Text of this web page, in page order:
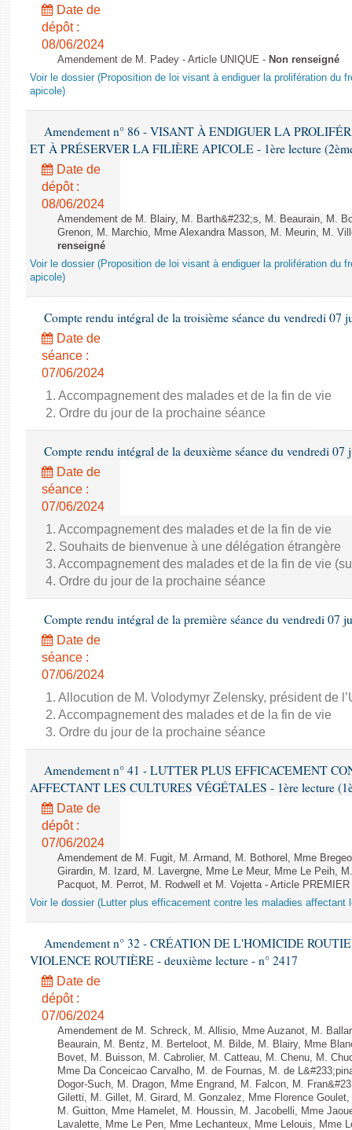
Date de
dépôt :
08/06/2024
Amendement de M. Padey - Article UNIQUE - Non renseigné
Voir le dossier (Proposition de loi visant à endiguer la prolifération du
apicole)
Amendement n° 86 - VISANT À ENDIGUER LA
ET À PRÉSERVER LA FILIÈRE APICOLE - 1ère lecture
Date de
dépôt :
08/06/2024
Amendement de M. Blairy, M. Barth&#232;s, M. Beaurain, M.
Grenon, M. Marchio, Mme Alexandra Masson, M. Meurin, M.
renseigné
Voir le dossier (Proposition de loi visant à endiguer la prolifération du
apicole)
Compte rendu intégral de la troisième séance du vendredi 07
Date de
séance :
07/06/2024
1. Accompagnement des malades et de la fin de vie
2. Ordre du jour de la prochaine séance
Compte rendu intégral de la deuxième séance du vendredi 07
Date de
séance :
07/06/2024
1. Accompagnement des malades et de la fin de vie
2. Souhaits de bienvenue à une délégation étrangère
3. Accompagnement des malades et de la fin de vie
4. Ordre du jour de la prochaine séance
Compte rendu intégral de la première séance du vendredi 07
Date de
séance :
07/06/2024
1. Allocution de M. Volodymyr Zelensky, président de
2. Accompagnement des malades et de la fin de vie
3. Ordre du jour de la prochaine séance
Amendement n° 41 - LUTTER PLUS EFFICACEMENT
AFFECTANT LES CULTURES VÉGÉTALES - 1ère lecture
Date de
dépôt :
07/06/2024
Amendement de M. Fugit, M. Armand, M. Bothorel, Mme
Girardin, M. Izard, M. Lavergne, Mme Le Meur, Mme Le Peih,
Pacquot, M. Perrot, M. Rodwell et M. Vojetta - Article
Voir le dossier (Lutter plus efficacement contre les maladies affectant
Amendement n° 32 - CRÉATION DE L'HOMICIDE
VIOLENCE ROUTIÈRE - deuxième lecture - n° 2417
Date de
dépôt :
07/06/2024
Amendement de M. Schreck, M. Allisio, Mme Auzanot, M.
Beaurain, M. Bentz, M. Berteloot, M. Bilde, M. Blairy, Mme
Bovet, M. Buisson, M. Cabrolier, M. Catteau, M. Chenu, M.
Mme Da Conceicao Carvalho, M. de Fournas, M. de
Dogor-Such, M. Dragon, Mme Engrand, M. Falcon, M.
Giletti, M. Gillet, M. Girard, M. Gonzalez, Mme Florence
M. Guitton, Mme Hamelet, M. Houssin, M. Jacobelli, Mme
Lavalette, Mme Le Pen, Mme Lechanteux, Mme Lelouis, Mme